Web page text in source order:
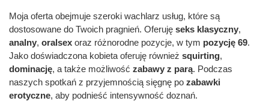
Moja oferta obejmuje szeroki wachlarz usług, które są
dostosowane do Twoich pragnień. Oferuję seks klasyczny,
analny, oralsex oraz różnorodne pozycje, w tym pozycję 69.
Jako doświadczona kobieta oferuję również squirting,
dominację, a także możliwość zabawy z parą. Podczas
naszych spotkań z przyjemnością sięgnę po zabawki
erotyczne, aby podnieść intensywność doznań.